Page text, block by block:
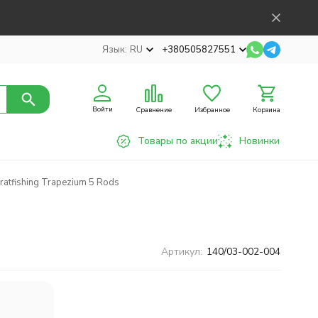
Язык: RU +380505827551
Войти Сравнение Избранное Корзина
Товары по акции Новинки
Trapezium 5 Rods
Артикул: 140/03-002-004